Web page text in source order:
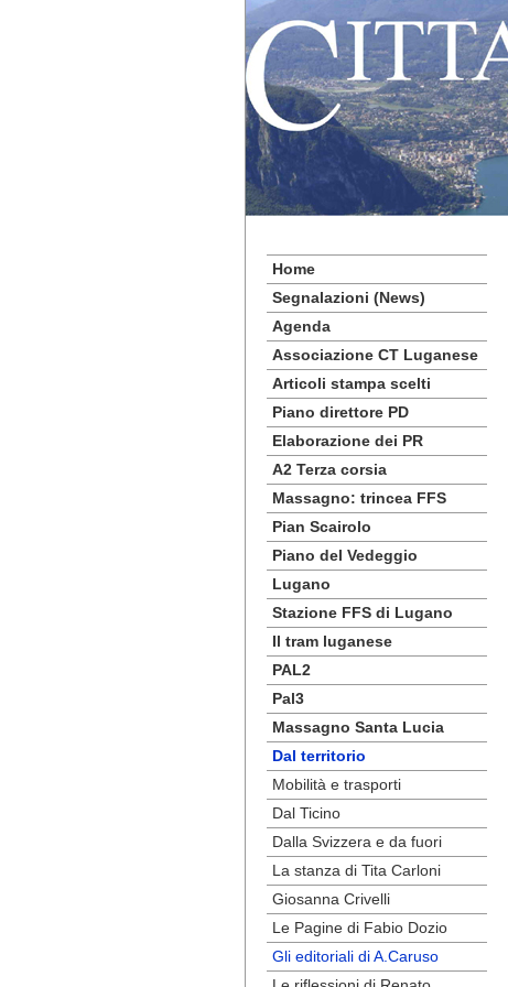
Home
Segnalazioni (News)
Agenda
Associazione CT Luganese
Articoli stampa scelti
Piano direttore PD
Elaborazione dei PR
A2 Terza corsia
Massagno: trincea FFS
Pian Scairolo
Piano del Vedeggio
Lugano
Stazione FFS di Lugano
Il tram luganese
PAL2
Pal3
Massagno Santa Lucia
Dal territorio
Mobilità e trasporti
Dal Ticino
Dalla Svizzera e da fuori
La stanza di Tita Carloni
Giosanna Crivelli
Le Pagine di Fabio Dozio
Gli editoriali di A.Caruso